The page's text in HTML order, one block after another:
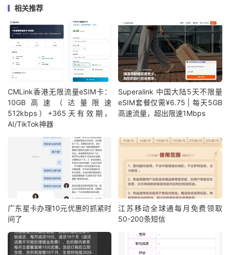
相关推荐
CMLink香港无限流量eSIM卡：
10GB高速（达量限速
512kbps）+365天有效期，
AI/TikTok神器
Superalink 中国大陆5天不限量
eSIM套餐仅需¥6.75 | 每天5GB
高速流量，超出限速1Mbps
广东星卡办理10元优惠的抓紧时
间了
江苏移动全球通每月免费领取
50-200条短信